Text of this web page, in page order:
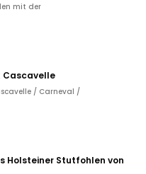
mit der
Cascavelle
/ Carneval /
Holsteiner Stutfohlen von